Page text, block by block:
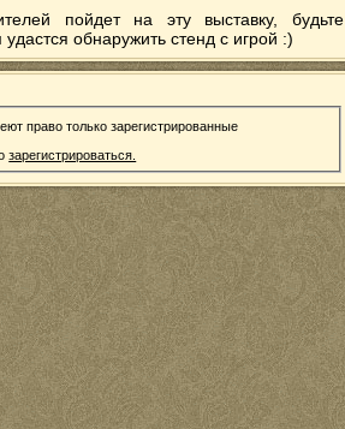
пойдет на эту выставку, будьте
обнаружить стенд с игрой :)
право только зарегистрированные
зарегистрироваться.